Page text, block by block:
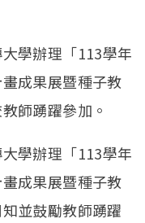
學辦理「113學年
成果展暨種子教
師踴躍參加。
辦理「113學年
成果展暨種子教
並鼓勵教師踴躍